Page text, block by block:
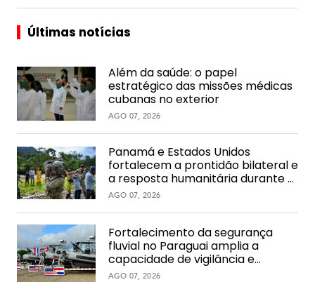
Últimas notícias
Além da saúde: o papel
estratégico das missões médicas
cubanas no exterior
AGO 07, 2026
Panamá e Estados Unidos
fortalecem a prontidão bilateral e
a resposta humanitária durante o
PANAMAX Alpha
AGO 07, 2026
Fortalecimento da segurança
fluvial no Paraguai amplia a
capacidade de vigilância e
interdição na hidrovia
AGO 07, 2026